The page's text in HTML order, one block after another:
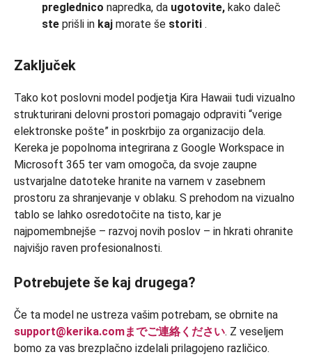
preglednico napredka, da ugotovite, kako daleč
ste prišli in kaj morate še storiti .
Zaključek
Tako kot poslovni model podjetja Kira Hawaii tudi vizualno
strukturirani delovni prostori pomagajo odpraviti “verige
elektronske pošte” in poskrbijo za organizacijo dela.
Kereka je popolnoma integrirana z Google Workspace in
Microsoft 365 ter vam omogoča, da svoje zaupne
ustvarjalne datoteke hranite na varnem v zasebnem
prostoru za shranjevanje v oblaku. S prehodom na vizualno
tablo se lahko osredotočite na tisto, kar je
najpomembnejše – razvoj novih poslov – in hkrati ohranite
najvišjo raven profesionalnosti.
Potrebujete še kaj drugega?
Če ta model ne ustreza vašim potrebam, se obrnite na
support@kerika.comまでご連絡ください. Z veseljem
bomo za vas brezplačno izdelali prilagojeno različico.